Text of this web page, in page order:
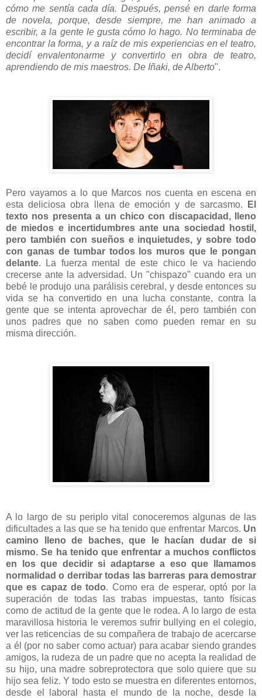
cómo me sentía cada día. Después, pensé en darle forma
de novela, porque, desde siempre, me han animado a
escribir, a la gente le gusta cómo lo hago. No terminaba de
encontrar la forma, y a raíz de mis experiencias en el teatro,
decidí envalentonarme y convertirlo en obra de teatro,
aprendiendo de mis maestros. De Iñaki, de Alberto".
Pero vayamos a lo que Marcos nos cuenta en escena en
esta deliciosa obra llena de emoción y de sarcasmo.
El
texto nos presenta a un chico con discapacidad, lleno
de miedos e incertidumbres ante una sociedad hostil,
pero también con sueños e inquietudes, y sobre todo
con ganas de tumbar todos los muros que le pongan
delante. La fuerza mental de este chico le va haciendo
crecerse ante la adversidad. Un "chispazo" cuando era un
bebé le produjo una parálisis cerebral, y desde entonces su
vida se ha convertido en una lucha constante, contra la
gente que se intenta aprovechar de él, pero también con
unos padres que no saben como pueden remar en su
misma dirección.
A lo largo de su periplo vital conoceremos algunas de las
dificultades a las que se ha tenido que enfrentar Marcos. Un
camino lleno de baches, que le hacían dudar de si
mismo. Se ha tenido que enfrentar a muchos conflictos
en los que decidir si adaptarse a eso que llamamos
normalidad o derribar todas las barreras para demostrar
que es capaz de todo. Como era de esperar, optó por la
superación de todas las trabas impuestas, tanto físicas
como de actitud de la gente que le rodea. A lo largo de esta
maravillosa historia le veremos sufrir bullying en el colegio,
ver las reticencias de su compañera de trabajo de acercarse
a él (por no saber como actuar) para acabar siendo grandes
amigos, la rudeza de un padre que no acepta la realidad de
su hijo, una madre sobreprotectora que solo quiere que su
hijo sea feliz. Y todo esto se muestra en diferentes entornos,
desde el laboral hasta el mundo de la noche, desde la